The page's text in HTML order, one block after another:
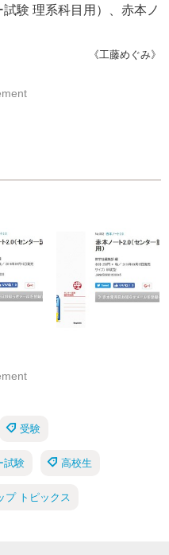
験 理系科目用）、赤本ノ
《工藤めぐみ》
受験
試験 高校生
プ トピックス